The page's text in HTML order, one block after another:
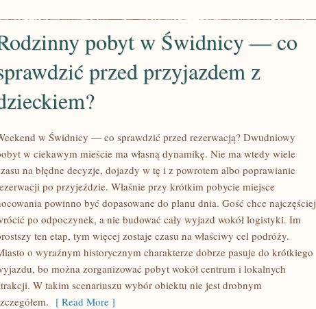
pobyt w Świdnicy — co
przed przyjazdem z
w Świdnicy — co sprawdzić przed rezerwacją? Dwudniowy
w ciekawym mieście ma własną dynamikę. Nie ma wtedy wiele
na błędne decyzje, dojazdy w tę i z powrotem albo poprawianie
po przyjeździe. Właśnie przy krótkim pobycie miejsce
powinno być dopasowane do planu dnia. Gość chce najczęściej
po odpoczynek, a nie budować cały wyjazd wokół logistyki. Im
ten etap, tym więcej zostaje czasu na właściwy cel podróży.
o wyraźnym historycznym charakterze dobrze pasuje do krótkiego
bo można zorganizować pobyt wokół centrum i lokalnych
W takim scenariuszu wybór obiektu nie jest drobnym
[ Read More ]